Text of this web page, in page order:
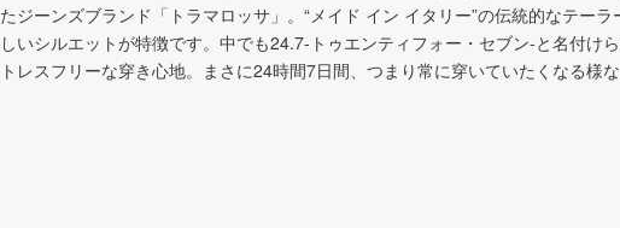
たジーンズブランド「トラマロッサ」。“メイド イン イタリー”の伝統的なテー
しいシルエットが特徴です。中でも24.7-トゥエンティフォー・セブン-と名付け
トレスフリーな穿き心地。まさに24時間7日間、つまり常に穿いていたくなる様な